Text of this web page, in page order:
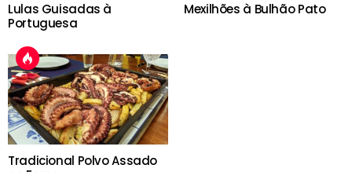
Lulas Guisadas à
Portuguesa
Mexilhões à Bulhão Pato
Tradicional Polvo Assado